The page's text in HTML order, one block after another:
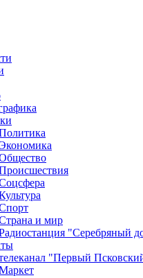
и мир
"Серебряный
"Первый